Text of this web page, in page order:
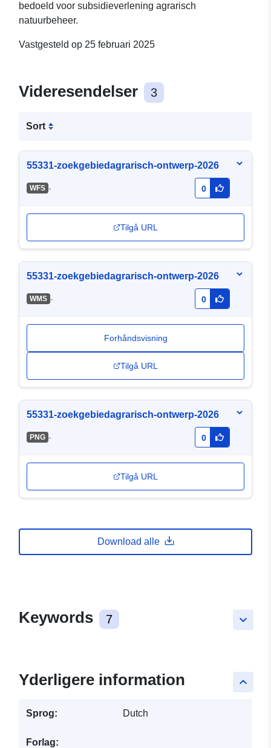
bedoeld voor subsidieverlening agrarisch
natuurbeheer.
Vastgesteld op 25 februari 2025
Videresendelser 3
Sort
55331-zoekgebiedagrarisch-ontwerp-2026
WFS - 0
Tilgå URL
55331-zoekgebiedagrarisch-ontwerp-2026
WMS - 0
Forhåndsvisning
Tilgå URL
55331-zoekgebiedagrarisch-ontwerp-2026
PNG - 0
Tilgå URL
Download alle
keyboard_arrow_down
Keywords 7
keyboard_arrow_up
Yderligere information
Sprog: Dutch
Forlag: